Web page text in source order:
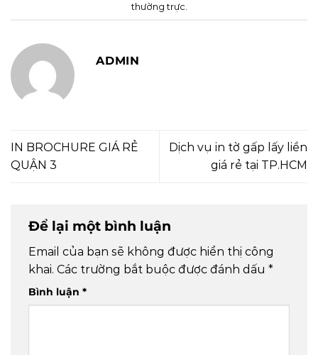
thường trực
ADMIN
IN BROCHURE GIÁ RẺ
QUẬN 3
Dịch vụ in tờ gấp lấy liền
giá rẻ tại TP.HCM
Để lại một bình luận
Email của bạn sẽ không được hiển thị công
khai. Các trường bắt buộc được đánh dấu *
Bình luận *